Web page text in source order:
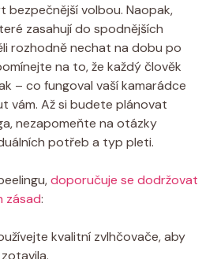
bezpečnější volbou. Naopak,
zasahují do spodnějších
rozhodně nechat na dobu po
na to, že každý člověk
– co fungoval vaší kamarádce
vám. Až si budete plánovat
nezapomeňte na otázky
potřeb a typ pleti.
doporučuje se dodržovat
zásad:
kvalitní zvlhčovače, aby